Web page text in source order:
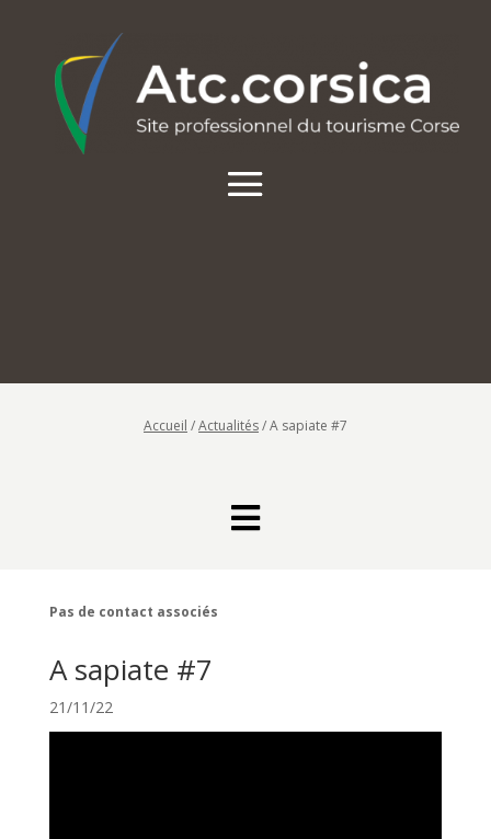
Accueil /Actualités/A sapiate #7

Pas de contact associés
A sapiate #7
21/11/22